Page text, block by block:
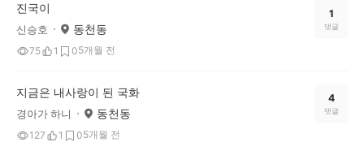
진국이
신승호 동천동
75 1 05개월 전
1
댓글
지금은 내사랑이 된 국화
경아가 하니 동천동
127 1 05개월 전
4
댓글